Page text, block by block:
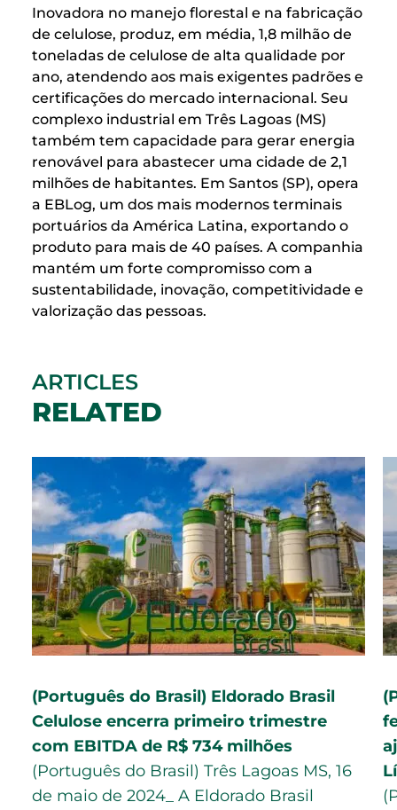
Inovadora no manejo florestal e na fabricação
de celulose, produz, em média, 1,8 milhão de
toneladas de celulose de alta qualidade por
ano, atendendo aos mais exigentes padrões e
certificações do mercado internacional. Seu
complexo industrial em Três Lagoas (MS)
também tem capacidade para gerar energia
renovável para abastecer uma cidade de 2,1
milhões de habitantes. Em Santos (SP), opera
a EBLog, um dos mais modernos terminais
portuários da América Latina, exportando o
produto para mais de 40 países. A companhia
mantém um forte compromisso com a
sustentabilidade, inovação, competitividade e
valorização das pessoas.
ARTICLES
RELATED
(Português do Brasil) Eldorado Brasil
Celulose encerra primeiro trimestre
com EBITDA de R$ 734 milhões
(Português do Brasil) Três Lagoas MS, 16
de maio de 2024_ A Eldorado Brasil